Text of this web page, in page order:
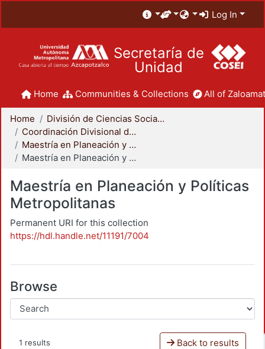
Log In
Secretaría de
Unidad
Home Communities & Collections All of
Home
División de Ciencias Sociales y Humanidades
Coordinación Divisional de Posgrado
Maestría en Planeación y Políticas Metropolitanas
Maestría en Planeación y Políticas Metropolitanas
Maestría en Planeación y Políticas
Metropolitanas
Permanent URI for this collection
https://hdl.handle.net/11191/7004
Browse
1 results Back to results